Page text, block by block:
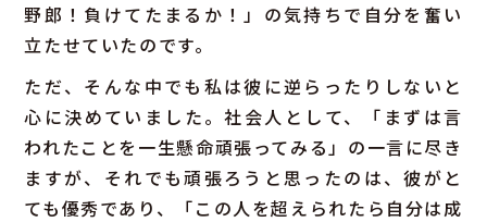
野郎！負けてたまるか！」の気持ちで自分を奮い
立たせていたのです。
ただ、そんな中でも私は彼に逆らったりしないと
心に決めていました。社会人として、「まずは言
われたことを一生懸命頑張ってみる」の一言に尽き
ますが、それでも頑張ろうと思ったのは、彼がと
ても優秀であり、「この人を超えられたら自分は成